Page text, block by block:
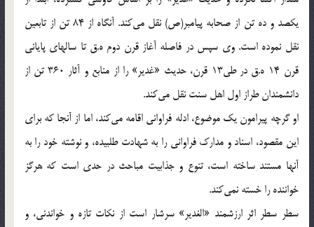
یکصد و ده تن از صحابه پیامبر(ص) نقل می‌کند. آنگاه از 84 تن از تابعین
نقل نموده است. وی سپس در فاصله آغاز قرن دوم ه.ق تا سالهای پایانی
قرن 14 ه.ق در طی‌13 قرن، حدیث «غدیر» را از منابع و آثار 360 تن از
دانشمندان طراز اول اهل سنت نقل می‌کند.
او گرچه پیرامون یک موضوع، ادله فراوانی اقامه می‌کند، اما از آنجا که برای
این مقصود، اسناد و مدارک فراوانی را به شهادت طلبیده، و نوشته خود را به
آنها مستند ساخته است، تنوع و جذابیت مباحث در حدی است که هرگز
خواننده را خسته نمی‌کند.
سطر سطر اثر ارزشمند «الغدیر» سرشار است از نکات تازه و خواندنی، و